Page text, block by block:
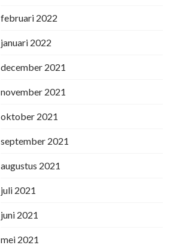
februari 2022
januari 2022
december 2021
november 2021
oktober 2021
september 2021
augustus 2021
juli 2021
juni 2021
mei 2021